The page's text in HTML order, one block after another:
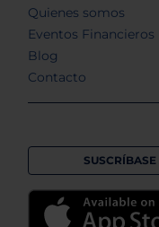
Quienes somos
Eventos Financieros
Blog
Contacto